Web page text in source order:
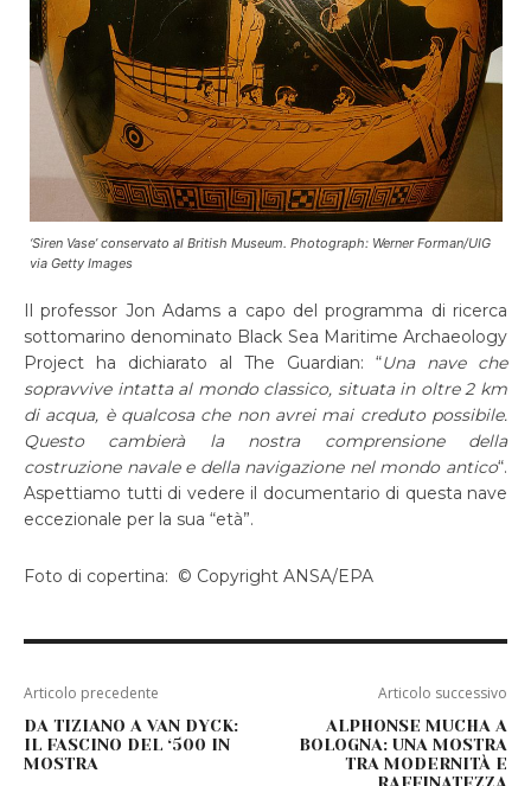
‘Siren Vase’ conservato al British Museum. Photograph: Werner Forman/UIG
via Getty Images
Il professor Jon Adams a capo del programma di ricerca
sottomarino denominato Black Sea Maritime Archaeology
Project ha dichiarato al The Guardian: “Una nave che
sopravvive intatta al mondo classico, situata in oltre 2 km
di acqua, è qualcosa che non avrei mai creduto possibile.
Questo cambierà la nostra comprensione della
costruzione navale e della navigazione nel mondo antico“.
Aspettiamo tutti di vedere il documentario di questa nave
eccezionale per la sua “età”.
Foto di copertina: © Copyright ANSA/EPA
Articolo precedente
DA TIZIANO A VAN DYCK:
IL FASCINO DEL ‘500 IN
MOSTRA
Articolo successivo
ALPHONSE MUCHA A
BOLOGNA: UNA MOSTRA
TRA MODERNITÀ E